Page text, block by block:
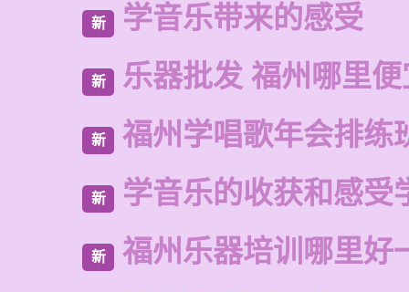
新 学音乐带来的感受
新 乐器批发 福州哪里
新 福州学唱歌年会排练
新 学音乐的收获和感受
新 福州乐器培训哪里好